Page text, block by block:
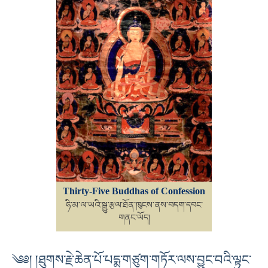
Thirty-Five Buddhas of Confession
ཧི་མ་ལ་ཡའི་སྒྱུ་རྩལ་ཐོན་ཁུངས་ནས་བདག་དབང་
གནང་ཡོད།
༄༅། །ཐུགས་རྗེ་ཆེན་པོ་པདྨ་གཙུག་གཏོར་ལས་བྱུང་བའི་ལྟུང་